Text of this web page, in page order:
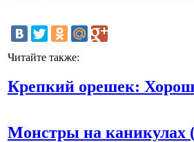
Читайте также:
Крепкий орешек:
Монстры на каникулах